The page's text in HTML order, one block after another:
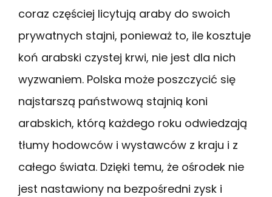
coraz częściej licytują araby do swoich
prywatnych stajni, ponieważ to, ile kosztuje
koń arabski czystej krwi, nie jest dla nich
wyzwaniem. Polska może poszczycić się
najstarszą państwową stajnią koni
arabskich, którą każdego roku odwiedzają
tłumy hodowców i wystawców z kraju i z
całego świata. Dzięki temu, że ośrodek nie
jest nastawiony na bezpośredni zysk i